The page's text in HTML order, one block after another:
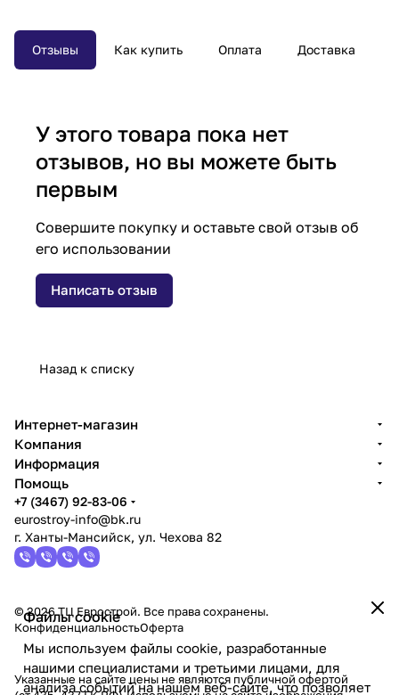
Отзывы Как купить Оплата Доставка
У этого товара пока нет
отзывов, но вы можете быть
первым
Совершите покупку и оставьте свой отзыв об
его использовании
Написать отзыв
Назад к списку
Файлы cookie
Мы используем файлы cookie, разработанные
нашими специалистами и третьими лицами, для
анализа событий на нашем веб-сайте, что позволяет
Интернет-магазин
Компания
Информация
Помощь
+7 (3467) 92-83-06
eurostroy-info@bk.ru
г. Ханты-Мансийск, ул. Чехова 82
© 2026 ТЦ Еврострой. Все права сохранены.
КонфиденциальностьОферта
Указанные на сайте цены не являются публичной офертой